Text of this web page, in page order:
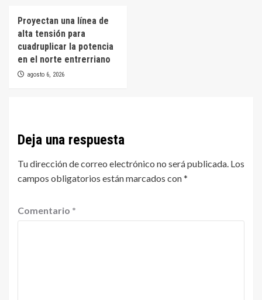
Proyectan una línea de
alta tensión para
cuadruplicar la potencia
en el norte entrerriano
agosto 6, 2026
Deja una respuesta
Tu dirección de correo electrónico no será publicada. Los
campos obligatorios están marcados con*
Comentario *